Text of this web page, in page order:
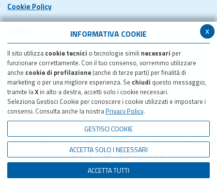
x
INFORMATIVA COOKIE
Il sito utilizza cookie tecnici o tecnologie simili necessari per
funzionare correttamente. Con il tuo consenso, vorremmo utilizzare
anche cookie di profilazione (anche di terze parti) per finalità di
marketing o per una migliore esperienza. Se chiudi questo messaggio,
tramite laX in alto a destra, accetti solo i cookie necessari.
Seleziona Gestisci Cookie per conoscere i cookie utilizzati e impostare i
consensi. Consulta anche la nostra Privacy Policy.
GESTISCI COOKIE
ACCETTA SOLO I NECESSARI
ACCETTA TUTTI
Cookie Policy
Dichiarazione di accessibilita'
Meccanismo di feedback
Pubblicazione obiettivi di accessibilita'
© 2024 Provincia di Agrigento - Tutti i diritti riservati
Seguici su: